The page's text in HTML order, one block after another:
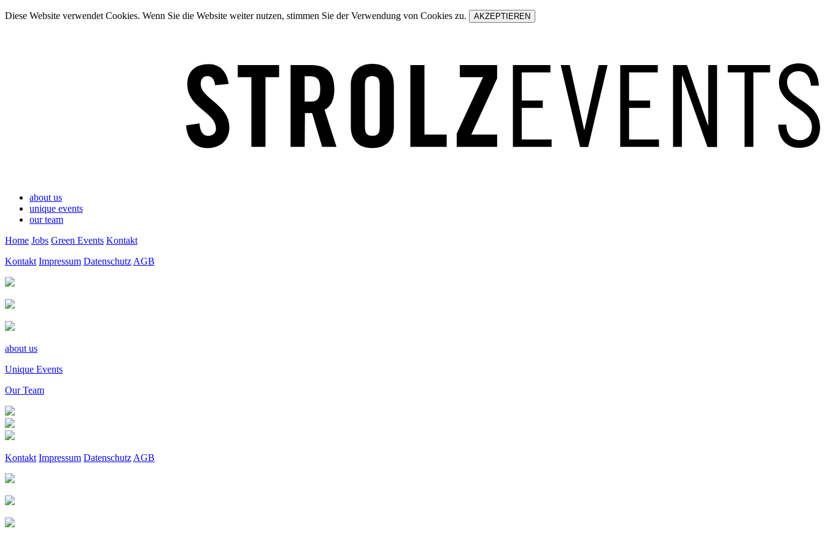
Diese Website verwendet Cookies. Wenn Sie die Website weiter nutzen, stimmen Sie der Verwendung von Cookies zu. AKZEPTIEREN
about us
unique events
our team
Home Jobs Green Events Kontakt
Kontakt Impressum Datenschutz AGB
about us
Unique Events
Our Team
Kontakt Impressum Datenschutz AGB